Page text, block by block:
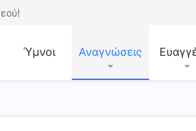
Ύμνοι Αναγνώσεις